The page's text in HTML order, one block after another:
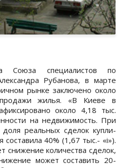
Союза специалистов по
Рубанова, в марте
рынке заключено около
жилья. «В Киеве в
около 4,18 тыс.
на недвижимость. При
реальных сделок купли-
40% (1,67 тыс.- «i»).
снижение количества сделок,
может составить 20-